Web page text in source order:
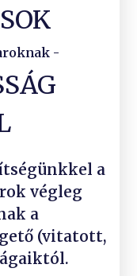
-
a
végleg
a
(vitatott,